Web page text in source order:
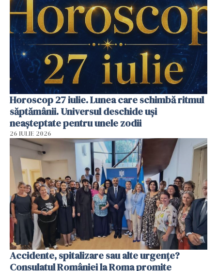
Horoscop 27 iulie. Lunea care schimbă ritmul
săptămânii. Universul deschide uși
neașteptate pentru unele zodii
26 IULIE 2026
Accidente, spitalizare sau alte urgențe?
Consulatul României la Roma promite